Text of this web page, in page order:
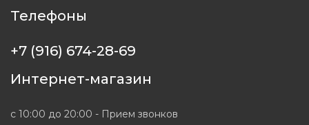
Телефоны
+7 (916) 674-28-69
Интернет-магазин
с 10:00 до 20:00 - Прием звонков